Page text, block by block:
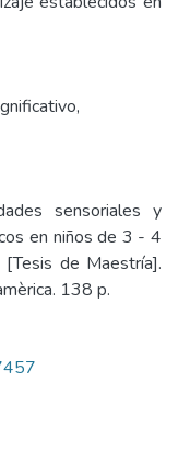
,
sensoriales y
en niños de 3 - 4
de Maestría].
138 p.